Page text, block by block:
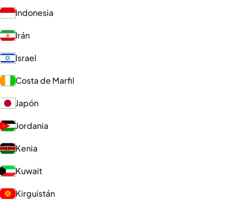
Indonesia
Irán
Israel
Costa de Marfil
Japón
Jordania
Kenia
Kuwait
Kirguistán